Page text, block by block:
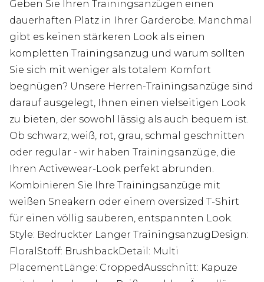
Geben Sie Ihren Trainingsanzügen einen
dauerhaften Platz in Ihrer Garderobe. Manchmal
gibt es keinen stärkeren Look als einen
kompletten Trainingsanzug und warum sollten
Sie sich mit weniger als totalem Komfort
begnügen? Unsere Herren-Trainingsanzüge sind
darauf ausgelegt, Ihnen einen vielseitigen Look
zu bieten, der sowohl lässig als auch bequem ist.
Ob schwarz, weiß, rot, grau, schmal geschnitten
oder regular - wir haben Trainingsanzüge, die
Ihren Activewear-Look perfekt abrunden.
Kombinieren Sie Ihre Trainingsanzüge mit
weißen Sneakern oder einem oversized T-Shirt
für einen völlig sauberen, entspannten Look.
Style: Bedruckter Langer TrainingsanzugDesign:
FloralStoff: BrushbackDetail: Multi
PlacementLänge: CroppedAusschnitt: Kapuze